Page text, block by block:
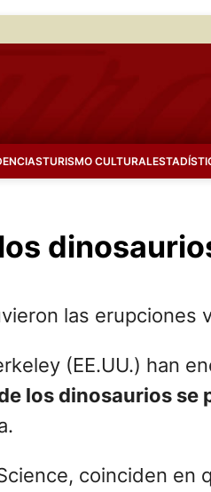
TURISMO CULTURAL
las erupciones
(EE.UU.) han
los dinosaurios se
coinciden en